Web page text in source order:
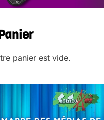
panier est vide.